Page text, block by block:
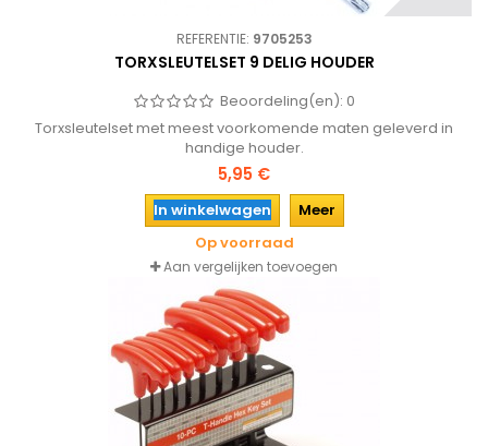
REFERENTIE: 9705253
TORXSLEUTELSET 9 DELIG HOUDER
Beoordeling(en): 0
Torxsleutelset met meest voorkomende maten geleverd in
handige houder.
5,95 €
In winkelwagen
Meer
Op voorraad
Aan vergelijken toevoegen